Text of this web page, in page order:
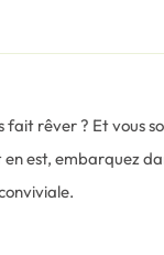
fait rêver ? Et vous
en est, embarquez